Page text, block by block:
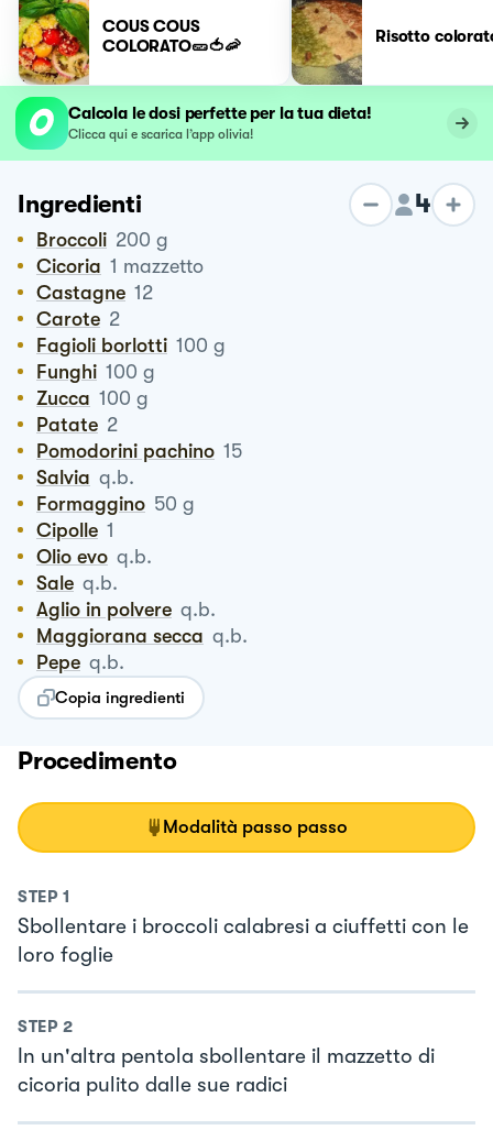
COUS COUS
COLORATO🥒🍅🦐
Risotto
Calcola le dosi perfette per la tua dieta!
Clicca qui e scarica l’app olivia!
Ingredienti 4
Broccoli 200 g
Cicoria 1 mazzetto
Castagne 12
Carote 2
Fagioli borlotti 100 g
Funghi 100 g
Zucca 100 g
Patate 2
Pomodorini pachino 15
Salvia q.b.
Formaggino 50 g
Cipolle 1
Olio evo q.b.
Sale q.b.
Aglio in polvere q.b.
Maggiorana secca q.b.
Pepe q.b.
Copia ingredienti
Procedimento
Modalità passo passo
STEP 1
Sbollentare i broccoli calabresi a ciuffetti con le
loro foglie
STEP 2
In un'altra pentola sbollentare il mazzetto di
cicoria pulito dalle sue radici